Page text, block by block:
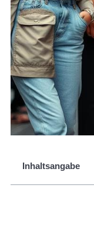
Inhaltsangabe